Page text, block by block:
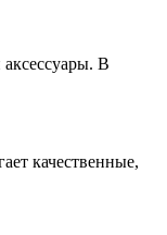
В
качественные,